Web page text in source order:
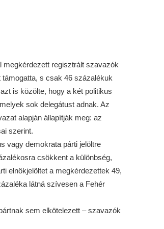
megkérdezett regisztrált szavazók
s csak 46 százalékuk
is közölte, hogy a két politikus
sok delegátust adnak. Az
alapján állapítják meg: az
szerint.
vagy demokrata párti jelöltre
csökkent a különbség,
elnökjelöltet a megkérdezettek 49,
látná szívesen a Fehér
sem elkötelezett – szavazók